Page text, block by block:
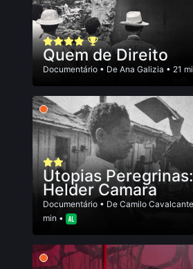
Quem de Direito
Documentário • De Ana Galizia • 21
Utopias
Helder Camara
Documentário • De Camilo Cavalcante
min •